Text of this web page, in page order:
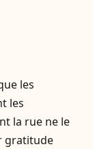
les
les
la rue ne le
gratitude